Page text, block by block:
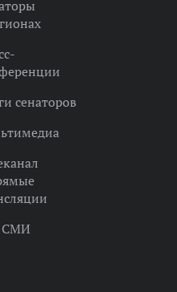
сенаторов
СМИ